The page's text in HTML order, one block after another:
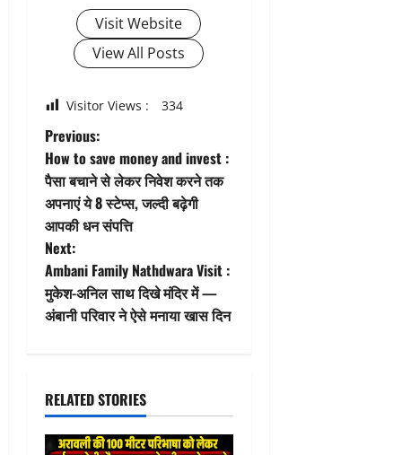
Visit Website
View All Posts
Visitor Views : 334
P
o
s
t
n
a
i
g
Previous:
How to save money and invest :
पैसा बचाने से लेकर निवेश करने तक
अपनाएं ये 8 स्टेप्स, जल्दी बढ़ेगी
आपकी धन संपत्ति
Next:
Ambani Family Nathdwara Visit :
मुकेश-अनिल साथ दिखे मंदिर में —
अंबानी परिवार ने ऐसे मनाया खास दिन
RELATED STORIES